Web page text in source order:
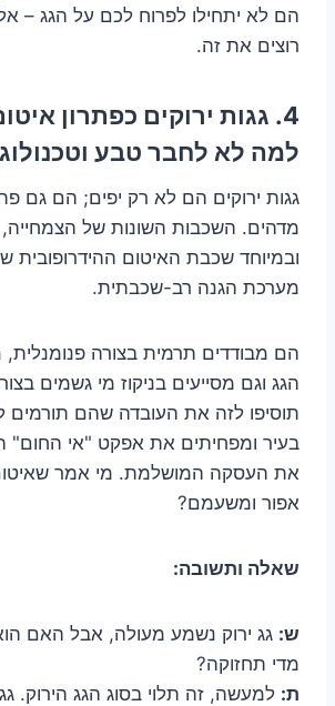
הם לא יתחילו לפרוח לכם על הגג –
רוצים את זה.
4. גגות ירוקים כפתרון
למה לא לחבר טבע
גגות ירוקים הם לא רק יפים; הם גם
מדהים. השכבות השונות של
ובמיוחד שכבת האיטום ההידרופובית
מערכת הגנה רב-שכבתית.
הם מבודדים תרמית בצורה פנומנלית,
הגג וגם מסייעים בניקוז מי גשמים
תוסיפו לזה את העובדה שהם תורמים
בעיר ומפחיתים את אפקט "אי החום"
את העסקה המושלמת. מי אמר
אפור ומשעמם?
שאלה ותשובה:
ש: גג ירוק נשמע מעולה, אבל האם
מדי תחזוקה?
ת: למעשה, זה תלוי בסוג הגג הירוק.